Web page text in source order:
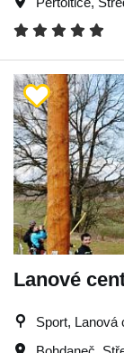
Lanové
Sport, Lanová